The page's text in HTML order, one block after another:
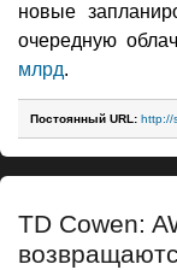
новые
очередную
млрд.
Постоянный URL: http://
TD Cowen: